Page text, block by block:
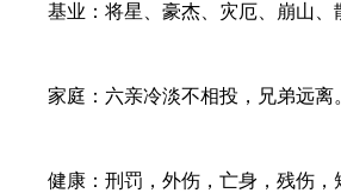
基业：将星、豪杰、灾厄、崩山、
家庭：六亲冷淡不相投，兄弟远离
健康：刑罚，外伤，亡身，残伤，